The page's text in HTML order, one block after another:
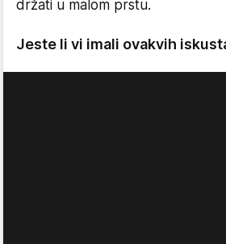
držati u malom prstu.
Jeste li vi imali ovakvih